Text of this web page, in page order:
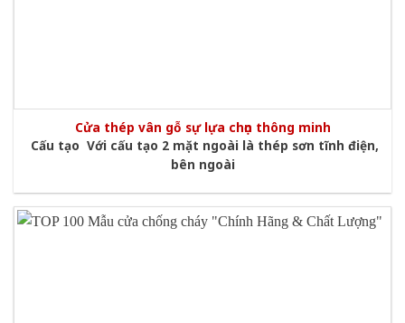
Cửa thép vân gỗ sự lựa chọn thông minh
Cấu tạo Với cấu tạo 2 mặt ngoài là thép sơn tĩnh điện,
bên ngoài